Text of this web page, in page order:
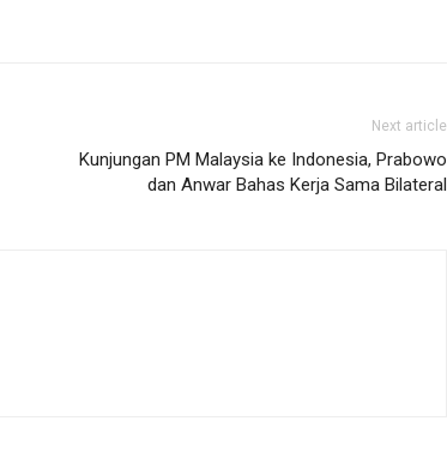
Next article
Kunjungan PM Malaysia ke Indonesia, Prabowo
dan Anwar Bahas Kerja Sama Bilateral